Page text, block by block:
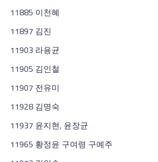
11885 이천혜
11897 김진
11903 라용균
11905 김인철
11907 전유미
11928 김명숙
11937 윤지현, 윤장균
11965 황정윤 구여령 구예주